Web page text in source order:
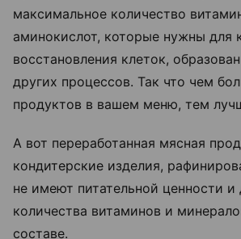
максимальное количество
аминокислот, которые нужны для
восстановления клеток,
других процессов. Так что чем
продуктов в вашем меню, тем
А вот переработанная мясная
кондитерские изделия,
не имеют питательной ценности и
количества витаминов и
составе.